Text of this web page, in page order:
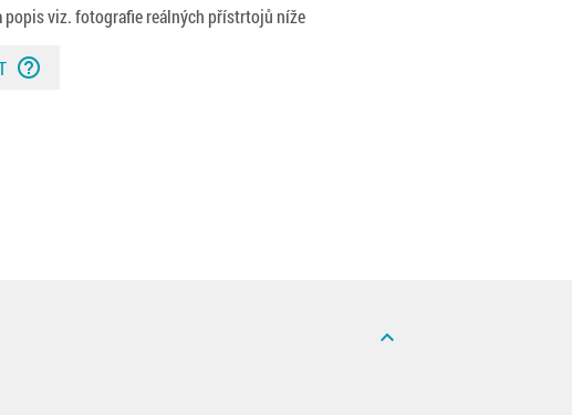
popis viz. fotografie reálných přístrtojů níže
help_outline
expand_less